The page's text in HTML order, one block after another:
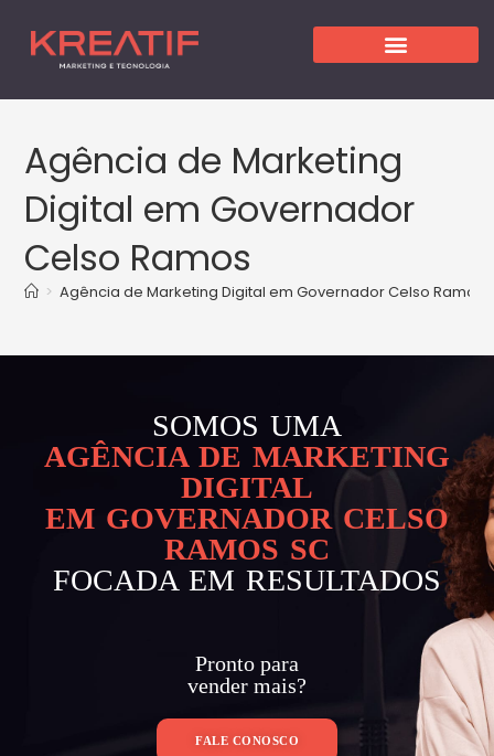
Agência de Marketing
Digital em Governador
Celso Ramos
> Agência de Marketing Digital em Governador Celso Ramos
SOMOS UMA
AGÊNCIA DE MARKETING
DIGITAL
EM GOVERNADOR CELSO
RAMOS SC
FOCADA EM RESULTADOS
Pronto para
vender mais?
FALE CONOSCO